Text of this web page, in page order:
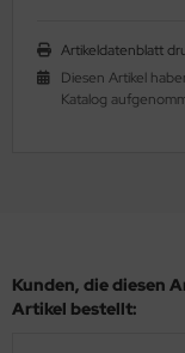
Artikeldatenblatt
Diesen Artikel
Katalog
Kunden, die diesen
Artikel bestellt: